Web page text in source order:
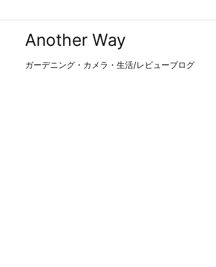
Another Way
ガーデニング・カメラ・生活/レビューブログ